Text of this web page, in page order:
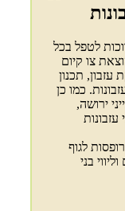
לטפל בכל
צו קיום
עזבון, תכנון
כמו כן
ירושה,
עזבונות
לגוף
בני